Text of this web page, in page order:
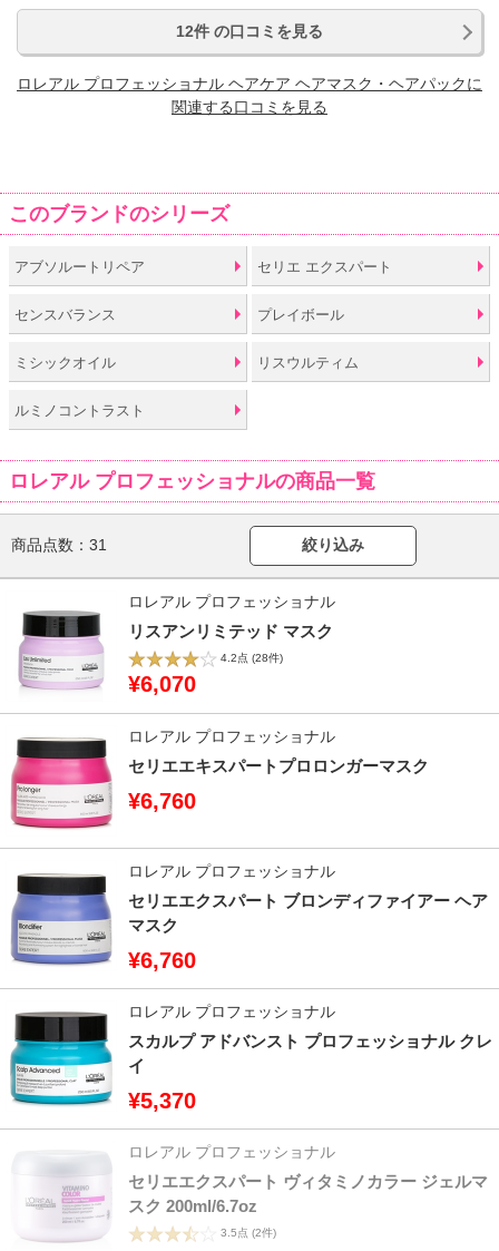
12件 の口コミを見る
ロレアル プロフェッショナル ヘアケア ヘアマスク・ヘアパックに
関連する口コミを見る
このブランドのシリーズ
アブソルートリペア セリエ エクスパート
センスバランス プレイボール
ミシックオイル リスウルティム
ルミノコントラスト
ロレアル プロフェッショナルの商品一覧
商品点数： 31 絞り込み
ロレアル プロフェッショナル
リスアンリミテッド マスク
4.2点 (28件)
¥6,070
ロレアル プロフェッショナル
セリエエキスパートプロロンガーマスク
¥6,760
ロレアル プロフェッショナル
セリエエクスパート ブロンディファイアー ヘア
マスク
¥6,760
ロレアル プロフェッショナル
スカルプ アドバンスト プロフェッショナル クレ
イ
¥5,370
ロレアル プロフェッショナル
セリエエクスパート ヴィタミノカラー ジェルマ
スク 200ml/6.7oz
3.5点 (2件)